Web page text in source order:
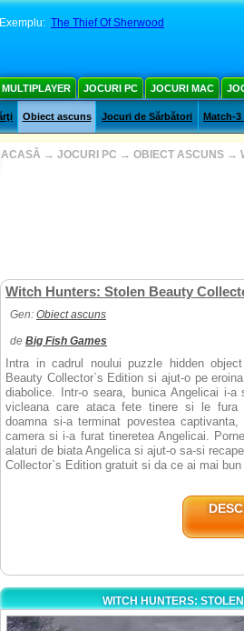
Exemplu: The Thief Of Sherwood
MULTIPLAYER JOCURI PC JOCURI MAC
Obiect ascuns Jocuri de Sărbători Match-
ACASĂ → JOCURI PC → OBIECT ASCUNS →
Witch Hunters: Stolen Beauty
Gen: Obiect ascuns
de Big Fish Games
Intra in cadrul noului puzzle hidden
Beauty Collector`s Edition si ajut-o pe
diabolice. Intr-o seara, bunica Angelicai i-
vicleana care ataca fete tinere si le fura
doamna si-a terminat povestea
camera si i-a furat tineretea Angelicai.
alaturi de biata Angelica si ajut-o sa-si
Collector`s Edition gratuit si da ce ai mai
WITCH HUNTERS: